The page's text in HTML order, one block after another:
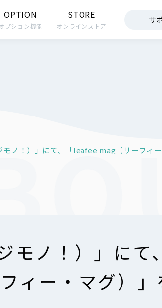
OPTION
プション機能
STORE
オンラインストア
サ
モノ！）」にて、「leafee mag（リーフィ
モノ！）」にて、
ィー・マグ）」